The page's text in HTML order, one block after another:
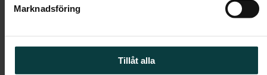
Marknadsföring
Tillåt alla